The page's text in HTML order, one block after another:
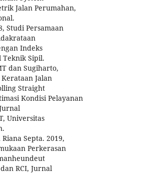
Jalan Perumahan,
Studi Persamaan
Indeks
Teknik Sipil.
dan Sugiharto,
Jalan
Straight
Kondisi Pelayanan
Universitas
Septa. 2019,
Perkerasan
RCI, Jurnal